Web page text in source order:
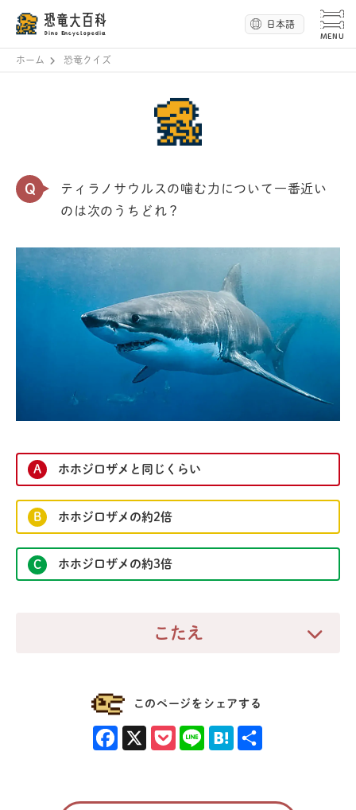
恐竜大百科
Dino Encyclopedia
日本語
ホーム 恐竜クイズ
Q
ティラノサウルスの噛む力について一番近い
のは次のうちどれ？
A ホホジロザメと同じくらい
B ホホジロザメの約2倍
C ホホジロザメの約3倍
こたえ
ティラノサウルスの頭の骨の形からあごの筋肉量を調べたところ、口
を閉じた時にかかる重さは、前歯で最大3,100kg、奥歯で最大
5,700kgあったことがわかり、これはホホジロザメの噛む力2,000kg
このページをシェアする
Facebook Pocket Line Hatena